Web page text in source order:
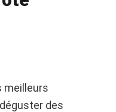
meilleurs
des